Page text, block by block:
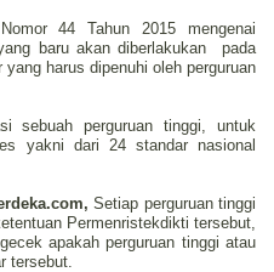
44 Tahun 2015 mengenai
baru akan diberlakukan pada
harus dipenuhi oleh perguruan
sebuah perguruan tinggi, untuk
yakni dari 24 standar nasional
Setiap perguruan tinggi
Permenristekdikti tersebut,
apakah perguruan tinggi atau
tersebut.